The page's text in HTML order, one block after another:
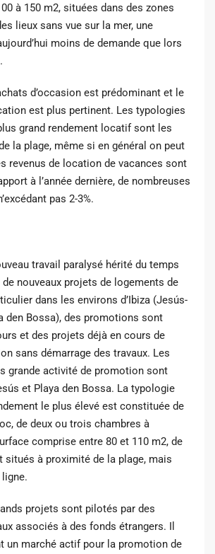
à 150 m2, situées dans des zones
lieux sans vue sur la mer, une
moins de demande que lors
d’occasion est prédominant et le
est plus pertinent. Les typologies
grand rendement locatif sont les
la plage, même si en général on peut
revenus de location de vacances sont
à l’année dernière, de nombreuses
pas 2-3%.
travail paralysé hérité du temps
nouveaux projets de logements de
dans les environs d’Ibiza (Jesús-
den Bossa), des promotions sont
et des projets déjà en cours de
sans démarrage des travaux. Les
grande activité de promotion sont
et Playa den Bossa. La typologie
le plus élevé est constituée de
de deux ou trois chambres à
comprise entre 80 et 110 m2, de
situés à proximité de la plage, mais
projets sont pilotés par des
associés à des fonds étrangers. Il
un marché actif pour la promotion de